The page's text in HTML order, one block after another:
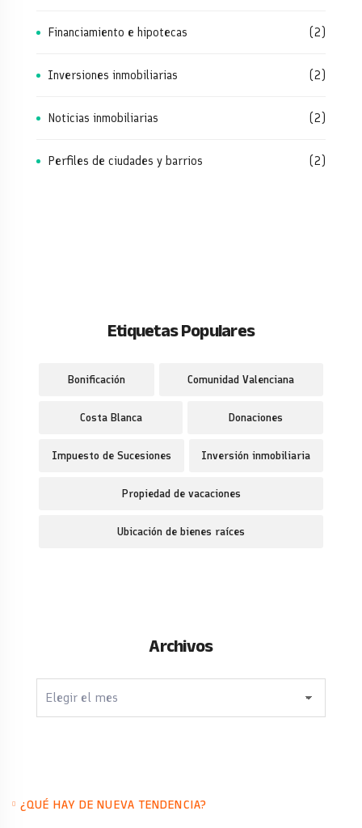
Financiamiento e hipotecas (2)
Inversiones inmobiliarias (2)
Noticias inmobiliarias (2)
Perfiles de ciudades y barrios (2)
Etiquetas Populares
Bonificación Comunidad Valenciana
Costa Blanca Donaciones
Impuesto de Sucesiones Inversión inmobiliaria
Propiedad de vacaciones
Ubicación de bienes raíces
Archivos
Archivos
¿QUÉ HAY DE NUEVA TENDENCIA?